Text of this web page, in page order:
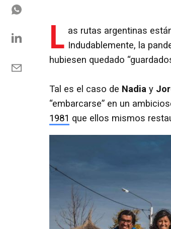
L as rutas argentinas
Indudablemente, la
hubiesen quedado
Tal es el caso de Nadia y
“embarcarse” en un
1981 que ellos mismos